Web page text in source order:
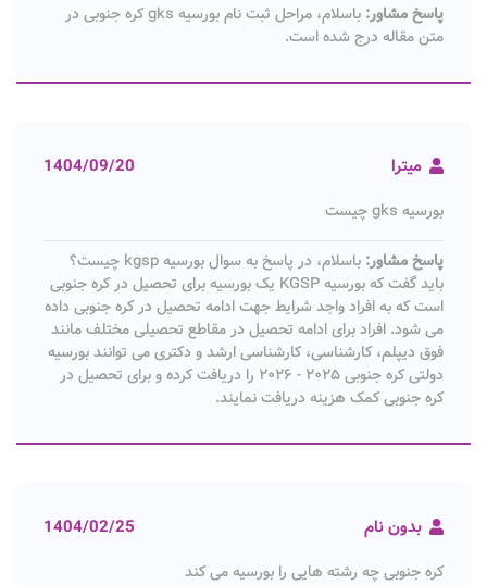
پاسخ مشاور:
باسلام، مراحل ثبت نام بورسیه gks کره جنوبی در
متن مقاله درج شده است.
میترا 1404/09/20
بورسیه gks چیست
پاسخ مشاور:
باسلام، در پاسخ به سوال بورسیه kgsp چیست؟
باید گفت که بورسیه KGSP یک بورسیه برای تحصیل در کره جنوبی
است که به افراد واجد شرایط جهت ادامه تحصیل در کره جنوبی داده
می شود. افراد برای ادامه تحصیل در مقاطع تحصیلی مختلف مانند
فوق دیپلم، کارشناسی، کارشناسی ارشد و دکتری می توانند بورسیه
دولتی کره جنوبی ۲۰۲۵ - ۲۰۲۶ را دریافت کرده و برای تحصیل در
کره جنوبی کمک هزینه دریافت نمایند.
بدون نام 1404/02/25
کره جنوبی چه رشته هایی را بورسیه می کند